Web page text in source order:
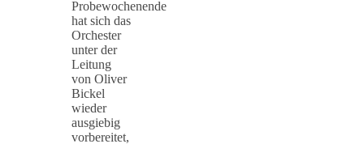
Probewochenende
hat sich das
Orchester
unter der
Leitung
von Oliver
Bickel
wieder
ausgiebig
vorbereitet,